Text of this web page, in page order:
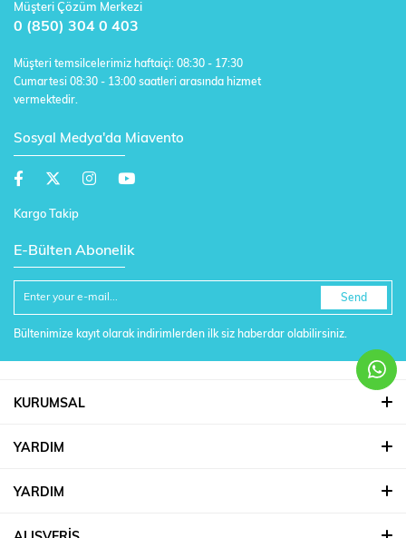
Müşteri Çözüm Merkezi
0 (850) 304 0 403
Müşteri temsilcelerimiz haftaiçi: 08:30 - 17:30
Cumartesi 08:30 - 13:00 saatleri arasında hizmet
vermektedir.
Sosyal Medya'da Miavento
Kargo Takip
E-Bülten Abonelik
Send
Bültenimize kayıt olarak indirimlerden ilk siz haberdar olabilirsiniz.
KURUMSAL
YARDIM
YARDIM